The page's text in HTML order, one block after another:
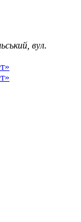
вул.